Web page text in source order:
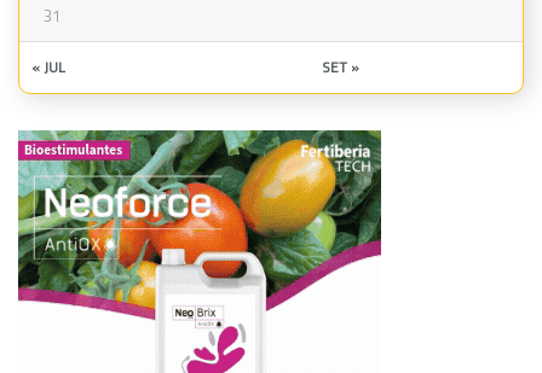
31
« JUL SET »